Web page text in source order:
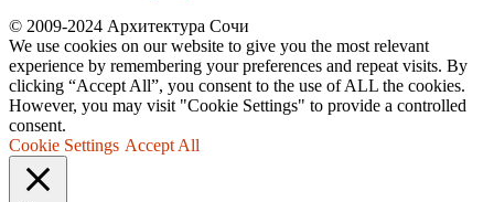
© 2009-2024 Архитектура Сочи
We use cookies on our website to give you the most relevant
experience by remembering your preferences and repeat visits. By
clicking “Accept All”, you consent to the use of ALL the cookies.
However, you may visit "Cookie Settings" to provide a controlled
consent.
Cookie Settings Accept All